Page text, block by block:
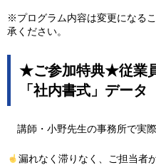
※プログラム内容は変更になる
承ください。
★ご参加特典★従業
「社内書式」データ
講師・小野先生の事務所で実
漏れなく滞りなく、ご担当者